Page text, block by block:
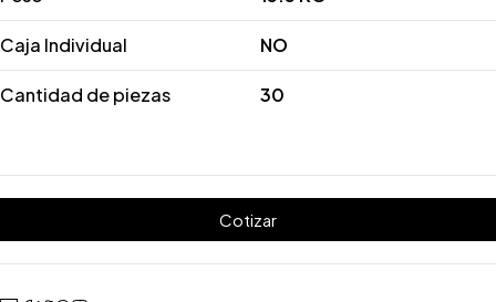
Caja Individual NO
Cantidad de piezas 30
Cotizar